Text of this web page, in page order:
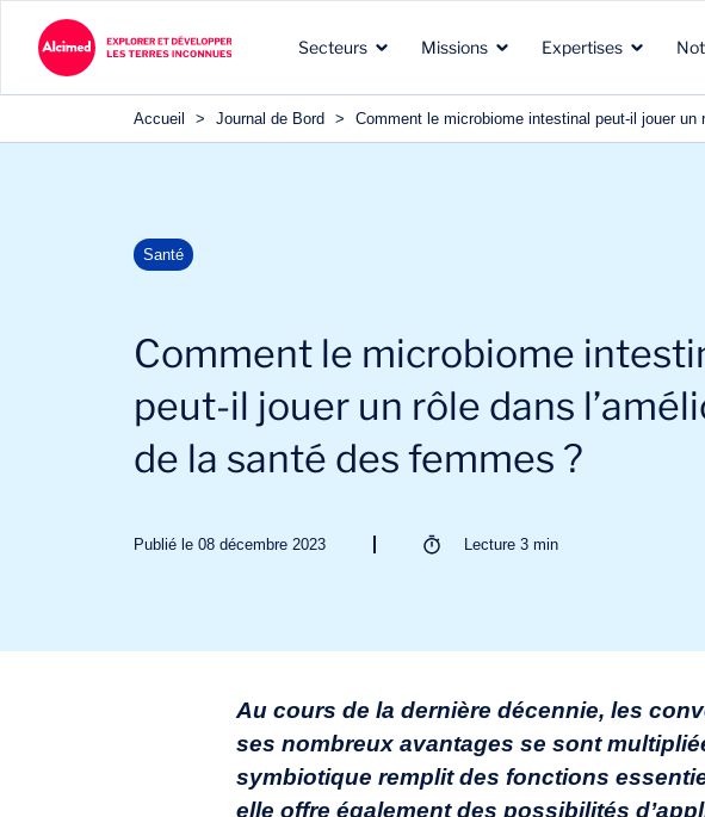
Secteurs
Les terres d’exploration
intervenons
Missions
Les types de missions que
clients
Expertises
Nos expertises reconnues
clients
Accueil > Journal de Bord > Comment le microbiome intestinal peut-il jouer
Santé
Comment le microbiome
peut-il jouer un rôle dans
de la santé des femmes ?
Publié le 08 décembre 2023 Lecture 3 min
Au cours de la dernière décennie, les
ses nombreux avantages se sont
symbiotique remplit des fonctions
elle offre également des possibilités